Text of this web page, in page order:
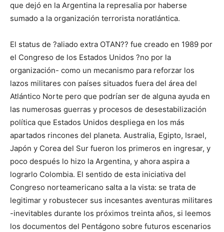
que dejó en la Argentina la represalia por haberse
sumado a la organización terrorista noratlántica.
El status de ?aliado extra OTAN?? fue creado en 1989 por
el Congreso de los Estados Unidos ?no por la
organización- como un mecanismo para reforzar los
lazos militares con países situados fuera del área del
Atlántico Norte pero que podrían ser de alguna ayuda en
las numerosas guerras y procesos de desestabilización
política que Estados Unidos despliega en los más
apartados rincones del planeta. Australia, Egipto, Israel,
Japón y Corea del Sur fueron los primeros en ingresar, y
poco después lo hizo la Argentina, y ahora aspira a
lograrlo Colombia. El sentido de esta iniciativa del
Congreso norteamericano salta a la vista: se trata de
legitimar y robustecer sus incesantes aventuras militares
-inevitables durante los próximos treinta años, si leemos
los documentos del Pentágono sobre futuros escenarios